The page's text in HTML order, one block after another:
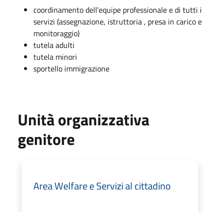
coordinamento dell'equipe professionale e di tutti i
servizi (assegnazione, istruttoria , presa in carico e
monitoraggio)
tutela adulti
tutela minori
sportello immigrazione
Unità organizzativa
genitore
Area Welfare e Servizi al cittadino